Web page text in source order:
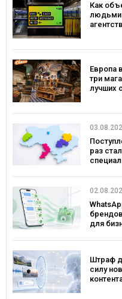
Как
людьми
Европа
три
лучших
раз
для
Штраф
силу